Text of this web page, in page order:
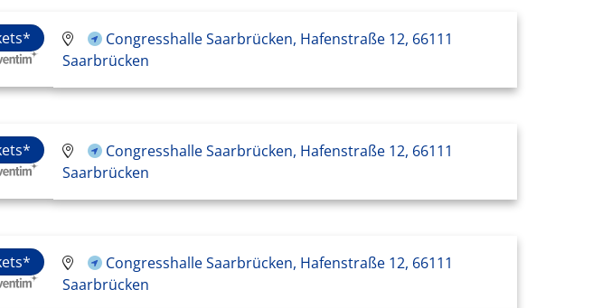
Congresshalle Saarbrücken, Hafenstraße 12, 66111
Saarbrücken
Congresshalle Saarbrücken, Hafenstraße 12, 66111
Saarbrücken
Congresshalle Saarbrücken, Hafenstraße 12, 66111
Saarbrücken